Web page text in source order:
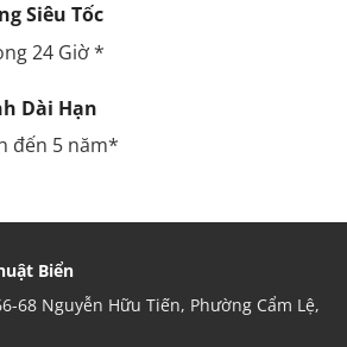
Siêu Tốc
24 Giờ *
Dài Hạn
đến 5 năm*
Biển
68 Nguyễn Hữu Tiến, Phường Cẩm Lệ,